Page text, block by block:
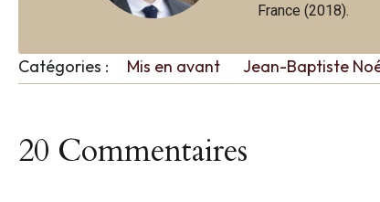
France (2018).
Catégories : Mis en avant Jean-Baptiste
20 Commentaires